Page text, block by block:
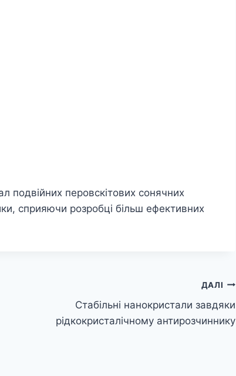
подвійних перовскітових сонячних
сприяючи розробці більш ефективних
ДАЛІ
Стабільні нанокристали завдяки
рідкокристалічному антирозчиннику